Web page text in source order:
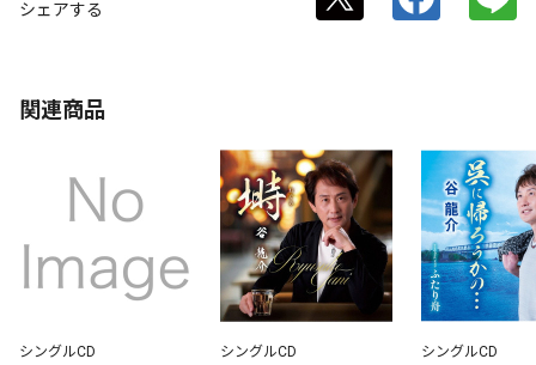
シェアする
関連商品
シングルCD シングルCD シングルCD